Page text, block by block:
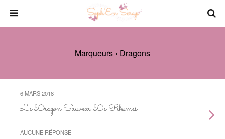
Marqueurs › Dragons
6 MARS 2018
Le Dragon Sauveur De Rhumes
AUCUNE RÉPONSE